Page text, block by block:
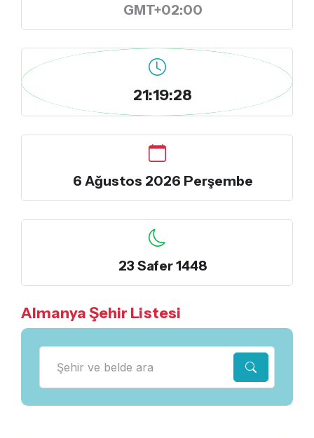
GMT+02:00
21:19:29
6 Ağustos 2026 Perşembe
23 Safer 1448
Almanya Şehir Listesi